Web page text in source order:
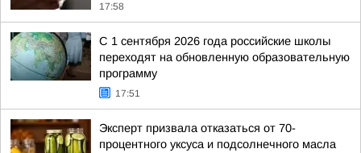
17:58
С 1 сентября 2026 года российские школы
переходят на обновленную образовательную
программу
17:51
Эксперт призвала отказаться от 70-
процентного уксуса и подсолнечного масла